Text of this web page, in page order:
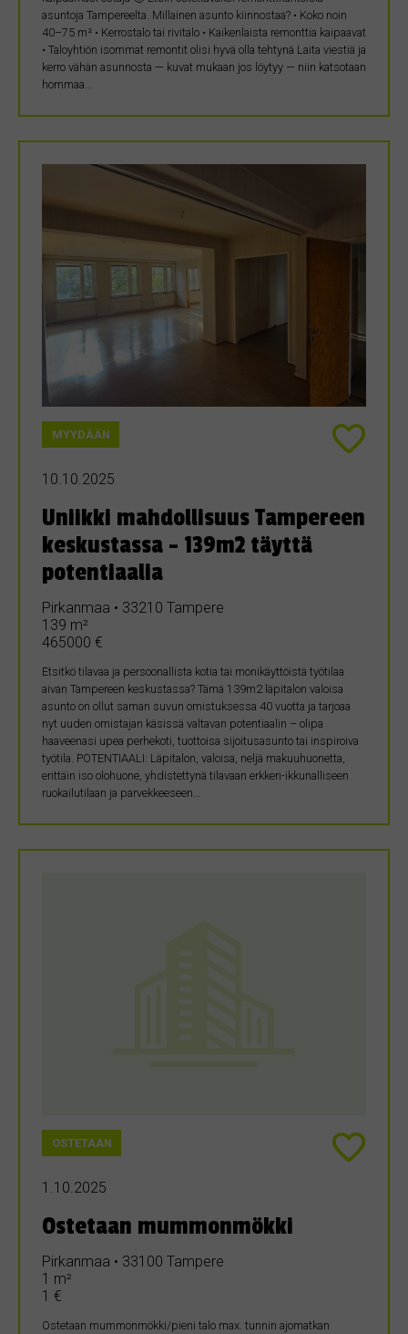
asuntoja Tampereelta. Millainen asunto kiinnostaa? • Koko noin
40–75 m² • Kerrostalo tai rivitalo • Kaikenlaista remonttia kaipaavat
• Taloyhtiön isommat remontit olisi hyvä olla tehtynä Laita viestiä ja
kerro vähän asunnosta — kuvat mukaan jos löytyy — niin katsotaan
hommaa…
MYYDÄÄN
10.10.2025
Uniikki mahdollisuus Tampereen
keskustassa – 139m2 täyttä
potentiaalia
Pirkanmaa • 33210 Tampere
139 m²
465000 €
Etsitkö tilavaa ja persoonallista kotia tai monikäyttöistä työtilaa
aivan Tampereen keskustassa? Tämä 139m2 läpitalon valoisa
asunto on ollut saman suvun omistuksessa 40 vuotta ja tarjoaa
nyt uuden omistajan käsissä valtavan potentiaalin – olipa
haaveenasi upea perhekoti, tuottoisa sijoitusasunto tai inspiroiva
työtila. POTENTIAALI: Läpitalon, valoisa, neljä makuuhuonetta,
erittäin iso olohuone, yhdistettynä tilavaan erkkeri-ikkunalliseen
ruokailutilaan ja parvekkeeseen…
OSTETAAN
1.10.2025
Ostetaan mummonmökki
Pirkanmaa • 33100 Tampere
1 m²
1 €
Ostetaan mummonmökki/pieni talo max. tunnin ajomatkan